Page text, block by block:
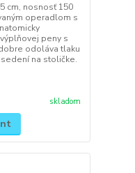
cm, nosnosť 150
operadlom s
peny s
odoláva tlaku
na stoličke.
skladom